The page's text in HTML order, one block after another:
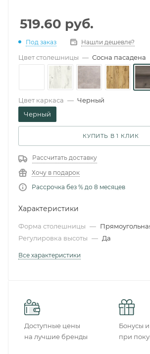
519.60 руб.
Под заказ Нашли дешевле?
Цвет столешницы — Сосна пасадена
Цвет каркаса — Черный
Черный
КУПИТЬ В 1 КЛИК
Рассчитать доставку
Хочу в подарок
Рассрочка без % до 8 месяцев
Характеристики
Форма столешницы —
Регулировка высоты — Да
Все характеристики
Доступные цены
на лучшие бренды
Бонусы
при